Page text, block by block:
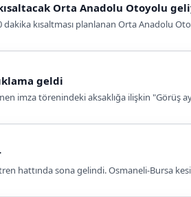
Orta Anadolu Otoyolu
kısaltması planlanan Orta Anadolu
geldi
imza törenindeki aksaklığa ilişkin "Görüş
hattında sona gelindi. Osmaneli-Bursa